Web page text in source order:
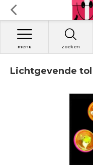
zoeken
menu
Lichtgevende tol